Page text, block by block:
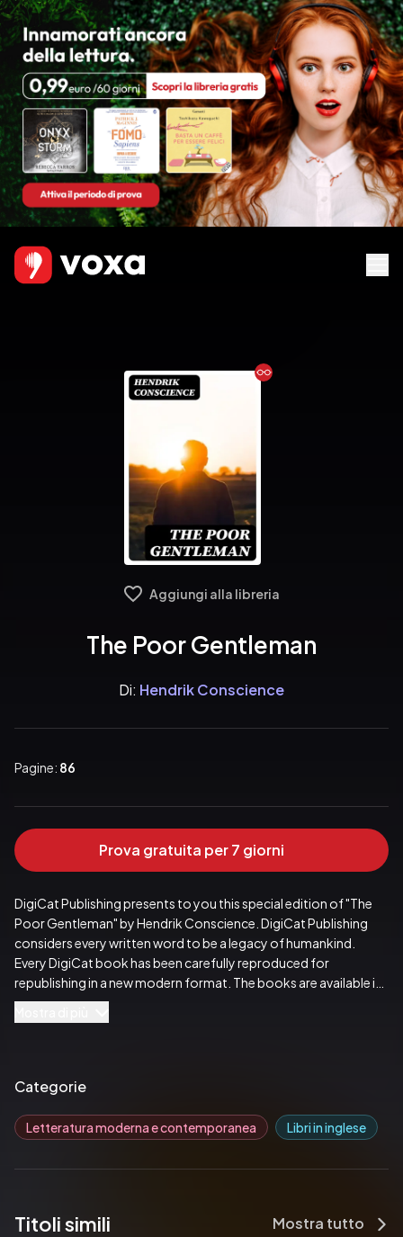
Ebook
Aggiungi alla libreria
The Poor Gentleman
Di: Hendrik Conscience
Pagine: 86
Prova gratuita per 7 giorni
DigiCat Publishing presents to you this special edition of "The
Poor Gentleman" by Hendrik Conscience. DigiCat Publishing
considers every written word to be a legacy of humankind.
Every DigiCat book has been carefully reproduced for
republishing in a new modern format. The books are available in
print, as well as ebooks. DigiCat hopes you will treat this work
with the acknowledgment and passion it deserves as a classic of
Categorie
Letteratura moderna e contemporanea Libri in inglese
Titoli simili Mostra tutto